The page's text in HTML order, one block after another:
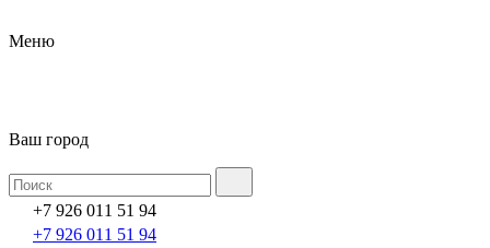
Меню
Ваш город
+7 926 011 51 94
+7 926 011 51 94